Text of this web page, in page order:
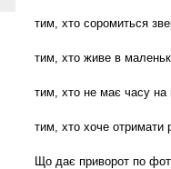
тим, хто соромиться
тим, хто живе в
тим, хто не має часу на
тим, хто хоче отримати
Що дає приворот по